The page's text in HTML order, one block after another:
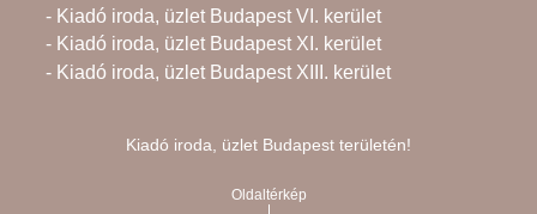
- Kiadó iroda, üzlet Budapest VI. kerület
- Kiadó iroda, üzlet Budapest XI. kerület
- Kiadó iroda, üzlet Budapest XIII. kerület
Kiadó iroda, üzlet Budapest területén!
Oldaltérkép